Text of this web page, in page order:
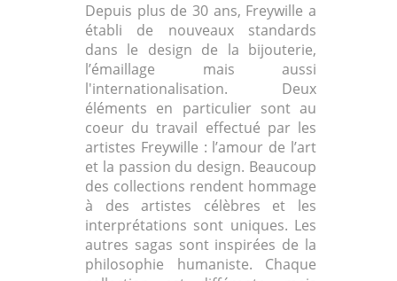
Depuis plus de 30 ans, Freywille a
établi de nouveaux standards
dans le design de la bijouterie,
l’émaillage mais aussi
l'internationalisation. Deux
éléments en particulier sont au
coeur du travail effectué par les
artistes Freywille : l’amour de l’art
et la passion du design. Beaucoup
des collections rendent hommage
à des artistes célèbres et les
interprétations sont uniques. Les
autres sagas sont inspirées de la
philosophie humaniste. Chaque